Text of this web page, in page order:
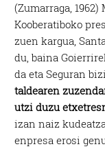
(Zumarraga,
Kooberatiboko
zuen kargua,
du, baina
da eta Seguran
taldearen
utzi duzu
izan naiz
enpresa erosi